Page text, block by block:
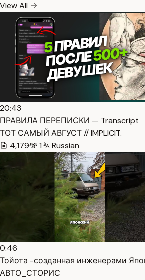
View All
20:43
ПРАВИЛА ПЕРЕПИСКИ — Transcript
ТОТ САМЫЙ АВГУСТ // IMPLICIT.
4,179
1 Russian
0:46
Тойота -созданная инженерами
АВТО_СТОРИС